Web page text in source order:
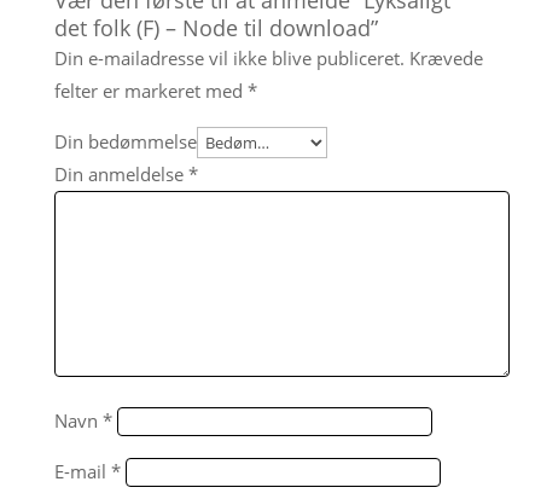
det folk (F) – Node til download”
Din e-mailadresse vil ikke blive publiceret. Krævede
felter er markeret med *
Din bedømmelse
Din anmeldelse *
Navn *
E-mail *